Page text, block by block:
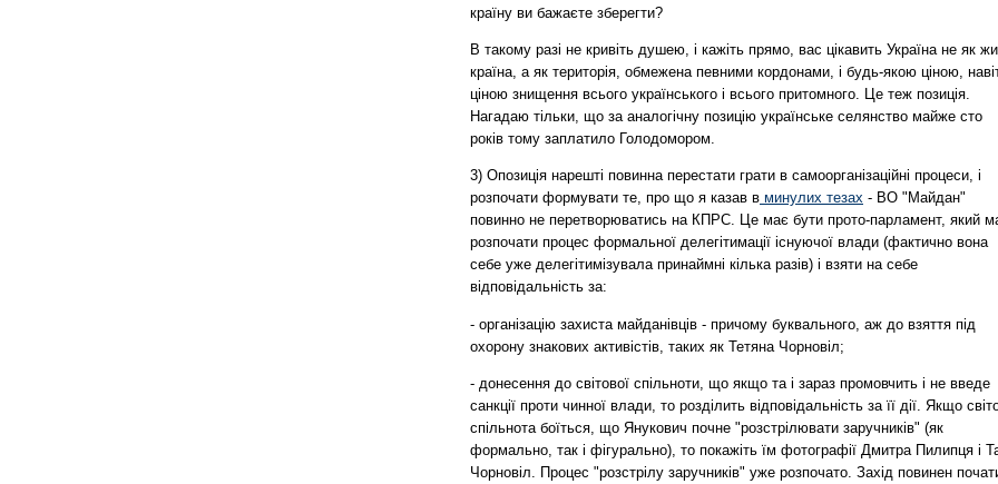
країну ви бажаєте зберегти?
В такому разі не кривіть душею, і кажіть прямо, вас цікавить Україна не як
країна, а як територія, обмежена певними кордонами, і будь-якою ціною,
ціною знищення всього українського і всього притомного. Це теж позиція.
Нагадаю тільки, що за аналогічну позицію українське селянство майже сто
років тому заплатило Голодомором.
3) Опозиція нарешті повинна перестати грати в самоорганізаційні процеси, і
розпочати формувати те, про що я казав в минулих тезах - ВО "Майдан"
повинно не перетворюватись на КПРС. Це має бути прото-парламент, який
розпочати процес формальної делегітимації існуючої влади (фактично вона
себе уже делегітимізувала принаймні кілька разів) і взяти на себе
відповідальність за:
- організацію захиста майданівців - причому буквального, аж до взяття під
охорону знакових активістів, таких як Тетяна Чорновіл;
- донесення до світової спільноти, що якщо та і зараз промовчить і не введе
санкції проти чинної влади, то розділить відповідальність за її дії. Якщо
спільнота боїться, що Янукович почне "розстрілювати заручників" (як
формально, так і фігурально), то покажіть їм фотографії Дмитра Пилипця і
Чорновіл. Процес "розстрілу заручників" уже розпочато. Захід повинен